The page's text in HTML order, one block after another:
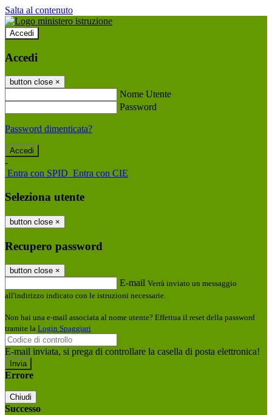
Salta al contenuto
Accedi
Accedi
button close ×
Nome Utente
Password
Password dimenticata?
-
Entra con SPID Entra con CIE
Seleziona utente
button close ×
Recupero password
button close ×
E-mail Verrà inviato un messaggio
all'indirizzo indicato con le istruzioni necessarie.
Non hai una e-mail associata al nome utente? Effettua il reset della password
tramite la Login Spaggiari
E-mail inviata, si prega di controllare la casella di posta elettronica!
Errore
Chiudi
Successo